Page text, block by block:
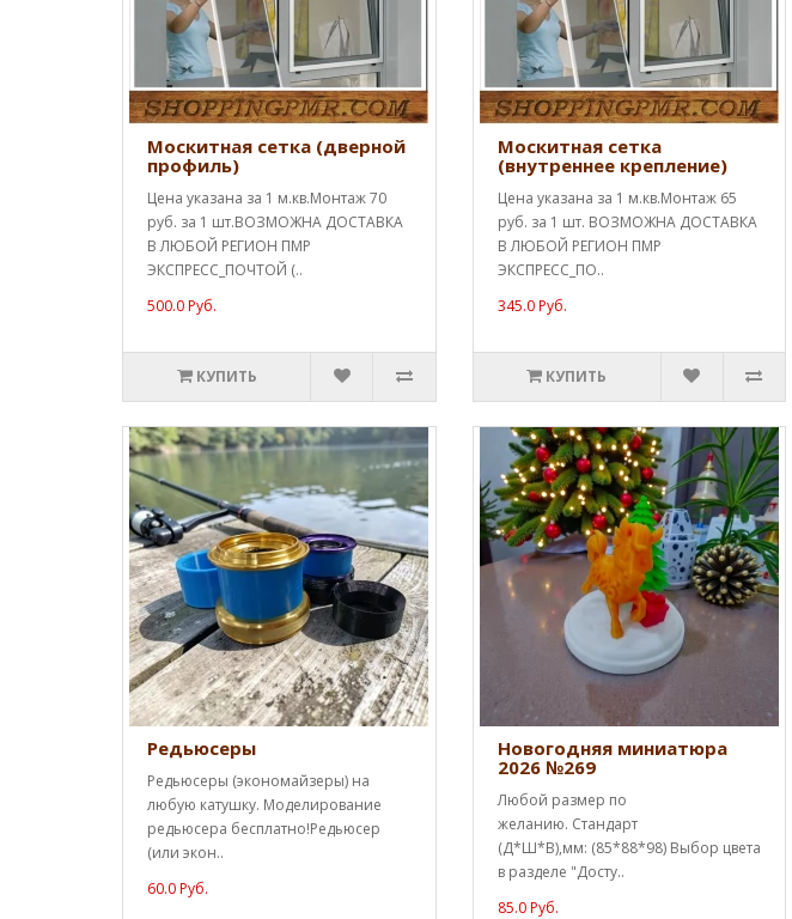
Москитная сетка (дверной
профиль)
Цена указана за 1 м.кв.Монтаж 70
руб. за 1 шт.ВОЗМОЖНА ДОСТАВКА
В ЛЮБОЙ РЕГИОН ПМР
ЭКСПРЕСС_ПОЧТОЙ (..
500.0 Руб.
КУПИТЬ
Москитная сетка
(внутреннее крепление)
Цена указана за 1 м.кв.Монтаж 65
руб. за 1 шт. ВОЗМОЖНА ДОСТАВКА
В ЛЮБОЙ РЕГИОН ПМР
ЭКСПРЕСС_ПО..
345.0 Руб.
КУПИТЬ
Редьюсеры
Редьюсеры (экономайзеры) на
любую катушку. Моделирование
редьюсера бесплатно!Редьюсер
(или экон..
60.0 Руб.
Новогодняя миниатюра
2026 №269
Любой размер по
желанию. Стандарт
(Д*Ш*В),мм: (85*88*98) Выбор цвета
в разделе "Досту..
85.0 Руб.